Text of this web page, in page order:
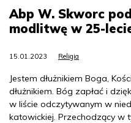
Abp W. Skworc
modlitwę w 25-
15.01.2023 Religia
Jestem dłużnikiem Boga,
dłużnikiem. Bóg zapłać i
w liście odczytywanym w
katowickiej. Przechodzący w